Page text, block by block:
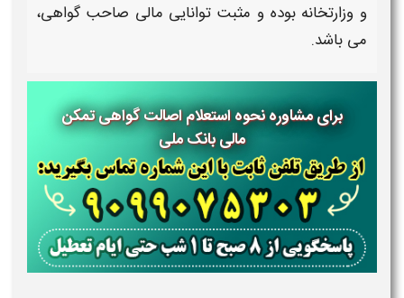
و وزارتخانه بوده و مثبت توانایی مالی صاحب گواهی،
می باشد.
برای مشاوره نحوه استعلام اصالت گواهی تمکن
مالی بانک ملی